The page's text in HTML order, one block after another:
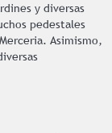
y diversas
pedestales
Asimismo,